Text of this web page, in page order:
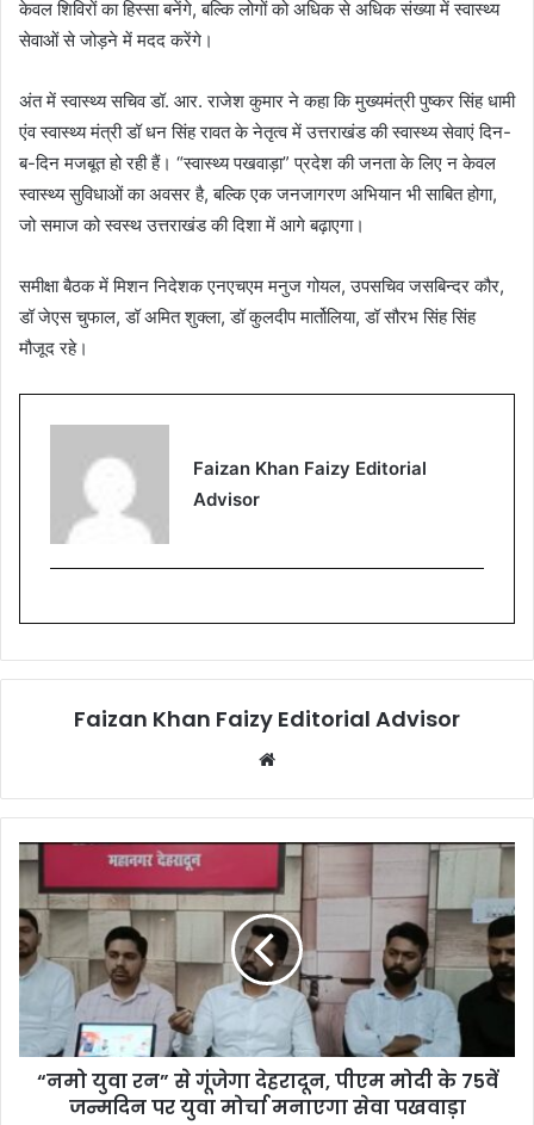
केवल शिविरों का हिस्सा बनेंगे, बल्कि लोगों को अधिक से अधिक संख्या में स्वास्थ्य
सेवाओं से जोड़ने में मदद करेंगे।
अंत में स्वास्थ्य सचिव डॉ. आर. राजेश कुमार ने कहा कि मुख्यमंत्री पुष्कर सिंह धामी
एंव स्वास्थ्य मंत्री डॉ धन सिंह रावत के नेतृत्व में उत्तराखंड की स्वास्थ्य सेवाएं दिन-
ब-दिन मजबूत हो रही हैं। “स्वास्थ्य पखवाड़ा” प्रदेश की जनता के लिए न केवल
स्वास्थ्य सुविधाओं का अवसर है, बल्कि एक जनजागरण अभियान भी साबित होगा,
जो समाज को स्वस्थ उत्तराखंड की दिशा में आगे बढ़ाएगा।
समीक्षा बैठक में मिशन निदेशक एनएचएम मनुज गोयल, उपसचिव जसबिन्दर कौर,
डॉ जेएस चुफाल, डॉ अमित शुक्ला, डॉ कुलदीप मार्तोलिया, डॉ सौरभ सिंह सिंह
मौजूद रहे।
Faizan Khan Faizy Editorial
Advisor
Faizan Khan Faizy Editorial Advisor
b
s
t
e
“नमो युवा रन” से गूंजेगा देहरादून, पीएम मोदी के 75वें
जन्मदिन पर युवा मोर्चा मनाएगा सेवा पखवाड़ा